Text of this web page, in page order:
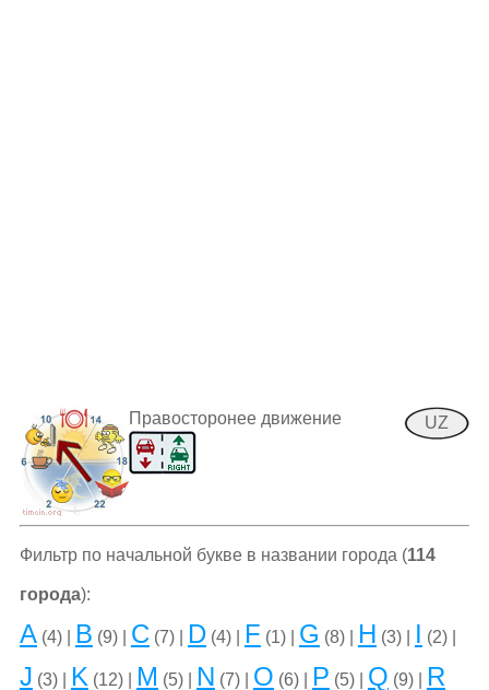
UZ
Правосторонее движение
Фильтр по начальной букве в названии города (114
города):
A(4) | B (9) | C (7) | D(4) | F (1) | G (8) | H (3) | I (2) |
J (3) | K (12) | M (5) | N (7) | O (6) | P (5) | Q (9) | R